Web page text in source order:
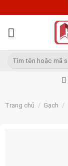
to
content
Tìm
Trang chủ / Gạch /